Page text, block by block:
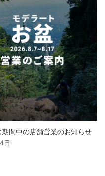
期間中の店舗営業のお知らせ
日